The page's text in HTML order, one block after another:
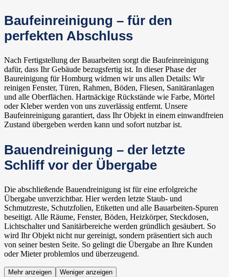
Baufeinreinigung – für den
perfekten Abschluss
Nach Fertigstellung der Bauarbeiten sorgt die Baufeinreinigung
dafür, dass Ihr Gebäude bezugsfertig ist. In dieser Phase der
Baureinigung für Homburg widmen wir uns allen Details: Wir
reinigen Fenster, Türen, Rahmen, Böden, Fliesen, Sanitäranlagen
und alle Oberflächen. Hartnäckige Rückstände wie Farbe, Mörtel
oder Kleber werden von uns zuverlässig entfernt. Unsere
Baufeinreinigung garantiert, dass Ihr Objekt in einem einwandfreien
Zustand übergeben werden kann und sofort nutzbar ist.
Bauendreinigung – der letzte
Schliff vor der Übergabe
Die abschließende Bauendreinigung ist für eine erfolgreiche
Übergabe unverzichtbar. Hier werden letzte Staub- und
Schmutzreste, Schutzfolien, Etiketten und alle Bauarbeiten-Spuren
beseitigt. Alle Räume, Fenster, Böden, Heizkörper, Steckdosen,
Lichtschalter und Sanitärbereiche werden gründlich gesäubert. So
wird Ihr Objekt nicht nur gereinigt, sondern präsentiert sich auch
von seiner besten Seite. So gelingt die Übergabe an Ihre Kunden
oder Mieter problemlos und überzeugend.
Mehr anzeigen Weniger anzeigen